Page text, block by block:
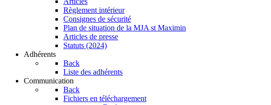
Règlement intérieur
Consignes de sécurité
Plan de situation de la MJA st Maximin
Articles de presse
Statuts (2024)
Adhérents
Back
Liste des adhérents
Communication
Back
Fichiers en téléchargement